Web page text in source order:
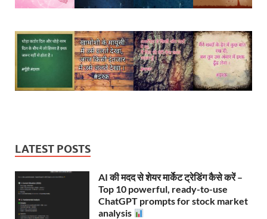
LATEST POSTS
AI की मदद से शेयर मार्केट ट्रेडिंग कैसे करें –
Top 10 powerful, ready-to-use
ChatGPT prompts for stock market
analysis